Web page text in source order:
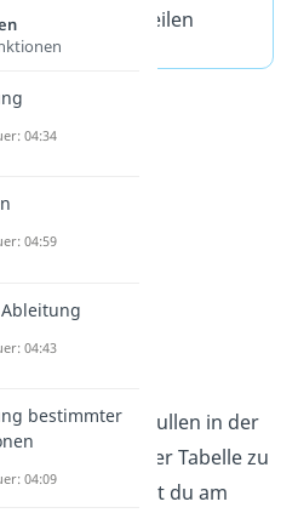
von Zeilen
von Zeile 2
ist es, die drei Nullen in der
Ecke deiner Tabelle zu
Das erreichst du am
04:34
04:59
04:43
bestimmter
04:09